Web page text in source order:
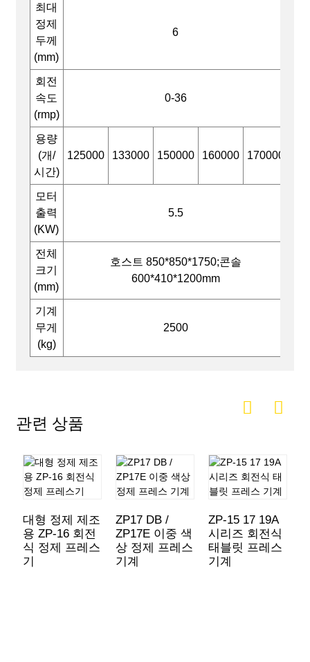
최대
정제
두께
(mm)
6
회전
속도
(rmp)
0-36
용량
(개/
시간)
125000 133000 150000 160000 170000
모터
출력
(KW)
5.5
전체
크기
(mm)
호스트 850*850*1750;콘솔
600*410*1200mm
기계
무게
(kg)
2500
관련 상품
대형 정제 제조
용 ZP-16 회전
식 정제 프레스
기
ZP17 DB /
ZP17E 이중 색
상 정제 프레스
기계
ZP-15 17 19A
시리즈 회전식
태블릿 프레스
기계